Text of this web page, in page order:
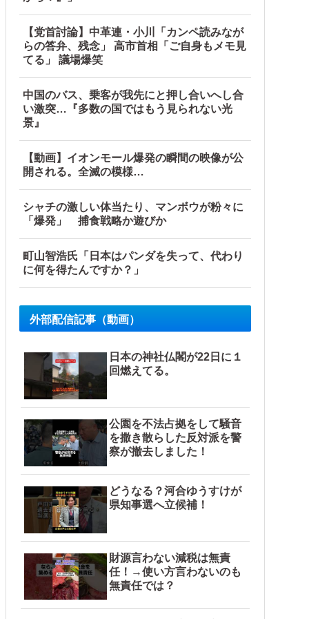
【党首討論】中革連・小川「カンペ読みなが
らの答弁、残念」 高市首相「ご自身もメモ見
てる」 議場爆笑
中国のバス、乗客が我先にと押し合いへし合
い激突…『多数の国ではもう見られない光
景』
【動画】イオンモール爆発の瞬間の映像が公
開される。全滅の模様…
シャチの激しい体当たり、マンボウが粉々に
「爆発」 捕食戦略か遊びか
町山智浩氏「日本はパンダを失って、代わり
に何を得たんですか？」
外部配信記事（動画）
日本の神社仏閣が22日に１
回燃えてる。
公園を不法占拠をして騒音
を撒き散らした反対派を警
察が撤去しました！
どうなる？河合ゆうすけが
県知事選へ立候補！
財源言わない減税は無責
任！→使い方言わないのも
無責任では？